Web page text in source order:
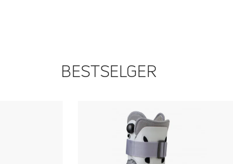
BESTSELGER